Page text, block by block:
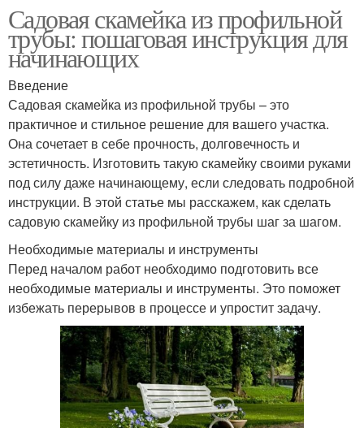
Садовая скамейка из профильной
трубы: пошаговая инструкция для
начинающих
Введение
Садовая скамейка из профильной трубы – это
практичное и стильное решение для вашего участка.
Она сочетает в себе прочность, долговечность и
эстетичность. Изготовить такую скамейку своими руками
под силу даже начинающему, если следовать подробной
инструкции. В этой статье мы расскажем, как сделать
садовую скамейку из профильной трубы шаг за шагом.
Необходимые материалы и инструменты
Перед началом работ необходимо подготовить все
необходимые материалы и инструменты. Это поможет
избежать перерывов в процессе и упростит задачу.